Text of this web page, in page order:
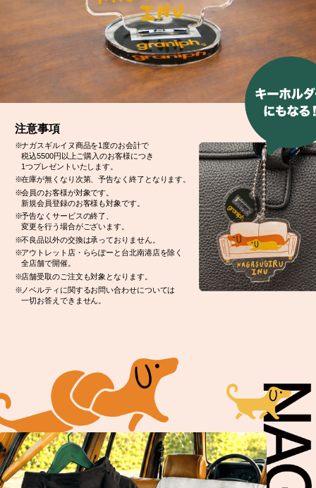
注意事項
ナガスギルイヌ商品を1度のお会計で
税込5500円以上ご購入のお客様につき
1つプレゼントいたします。
在庫が無くなり次第、予告なく終了となります。
会員のお客様が対象です。
新規会員登録のお客様も対象です。
予告なくサービスの終了、
変更を行う場合がございます。
不良品以外の交換は承っておりません。
アウトレット店・ららぽーと台北南港店を除く
全店舗で開催。
店舗受取のご注文も対象となります。
ノベルティに関するお問い合わせについては
一切お答えできません。